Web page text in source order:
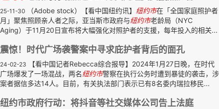
25-11-30 （Adobe stock）【看中国纽约讯】 纽约市在「全国家庭照护者
月」聚焦照顾亲人者之际，亚当斯市政府与纽约市老龄局（NYC
Aging）于11月20日宣布将大幅强化对照护者的支援，每年投入的相关...
震惊！时代广场袭警案中寻求庇护者背后的面孔
24-02-23
【看中国记者Rebecca综合报导】2024年1月27日晚，在时代
广场爆发了一场混战，两名纽约市警察在执行公务时遭到暴徒的袭击，涉
案者据信多达14人。目前，有关执法部门表示已有8名委内瑞拉移民...
纽约市政府行动：将抖音等社交媒体公司告上法庭